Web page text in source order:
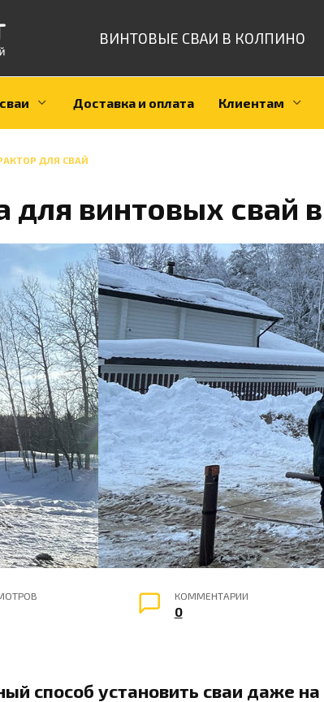
ВИНТОВЫЕ СВАИ В КОЛПИНО
Доставка и оплата Клиентам
ДЛЯ СВАЙ
для винтовых свай
КОММЕНТАРИИ
0
способ установить сваи даже